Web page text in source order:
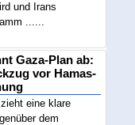
und Irans
......
Gaza-Plan ab:
vor Hamas-
eine klare
dem